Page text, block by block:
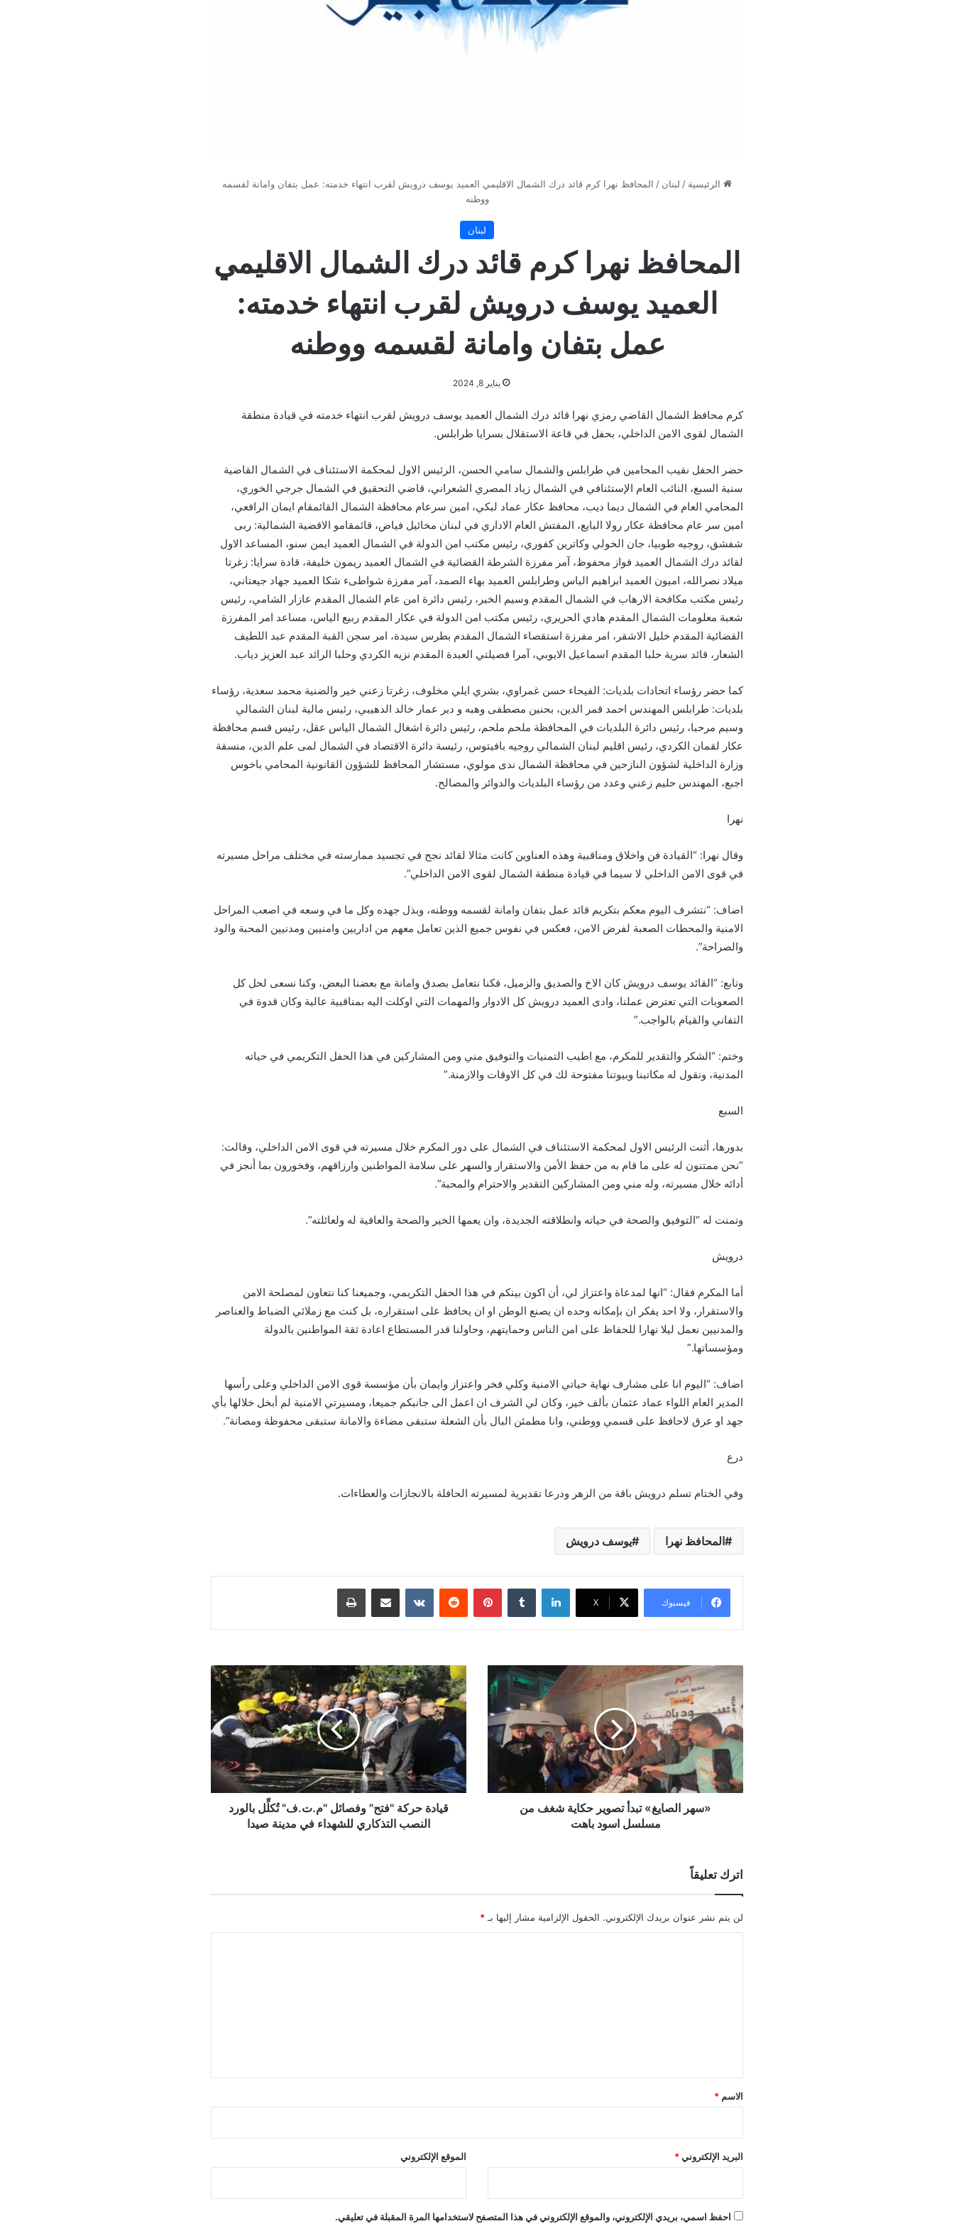
الرئيسية / لبنان / المحافظ نهرا كرم قائد درك الشمال الاقليمي العميد يوسف درويش لقرب انتهاء خدمته: عمل بتفان وامانة لقسمه
ووطنه
لبنان
المحافظ نهرا كرم قائد درك الشمال الاقليمي
العميد يوسف درويش لقرب انتهاء خدمته:
عمل بتفان وامانة لقسمه ووطنه
يناير 8, 2024
كرم محافظ الشمال القاضي رمزي نهرا قائد درك الشمال العميد يوسف درويش لقرب انتهاء خدمته في قيادة منطقة
الشمال لقوى الامن الداخلي، بحفل في قاعة الاستقلال بسرايا طرابلس.
حضر الحفل نقيب المحامين في طرابلس والشمال سامي الحسن، الرئيس الاول لمحكمة الاستئناف في الشمال القاضية
سنية السبع، النائب العام الإستئنافي في الشمال زياد المصري الشعراني، قاضي التحقيق في الشمال جرجي الخوري،
المحامي العام في الشمال ديما ديب، محافظ عكار عماد لبكي، امين سرعام محافظة الشمال القائمقام ايمان الرافعي،
امين سر عام محافظة عكار رولا البايع، المفتش العام الاداري في لبنان مخائيل فياض، قائمقامو الاقضية الشمالية: ربى
شفشق، روجيه طوبيا، جان الخولي وكاترين كفوري، رئيس مكتب امن الدولة في الشمال العميد ايمن سنو، المساعد الاول
لقائد درك الشمال العميد فواز محفوظ، آمر مفرزة الشرطة القضائية في الشمال العميد ريمون خليفة، قادة سرايا: زغرتا
ميلاد نصرالله، اميون العميد ابراهيم الياس وطرابلس العميد بهاء الصمد، آمر مفرزة شواطىء شكا العميد جهاد جيعتاني،
رئيس مكتب مكافحة الارهاب في الشمال المقدم وسيم الخير، رئيس دائرة امن عام الشمال المقدم عازار الشامي، رئيس
شعبة معلومات الشمال المقدم هادي الحريري، رئيس مكتب امن الدولة في عكار المقدم ربيع الياس، مساعد امر المفرزة
القضائية المقدم خليل الاشقر، امر مفرزة استقصاء الشمال المقدم بطرس سيدة، امر سجن القبة المقدم عبد اللطيف
الشعار، قائد سرية حلبا المقدم اسماعيل الايوبي، آمرا فصيلتي العبدة المقدم نزيه الكردي وحلبا الرائد عبد العزيز دياب.
كما حضر رؤساء اتحادات بلديات: الفيحاء حسن غمراوي، بشري ايلي مخلوف، زغرتا زعني خير والضنية محمد سعدية، رؤساء
بلديات: طرابلس المهندس احمد قمر الدين، بحنين مصطفى وهبه و دير عمار خالد الدهيبي، رئيس مالية لبنان الشمالي
وسيم مرحبا، رئيس دائرة البلديات في المحافظة ملحم ملحم، رئيس دائرة اشغال الشمال الياس عقل، رئيس قسم محافظة
عكار لقمان الكردي، رئيس اقليم لبنان الشمالي روجيه بافيتوس، رئيسة دائرة الاقتصاد في الشمال لمى علم الدين، منسقة
وزارة الداخلية لشؤون النازحين في محافظة الشمال ندى مولوي، مستشار المحافظ للشؤون القانونية المحامي باخوس
اجبع، المهندس حليم زعني وعدد من رؤساء البلديات والدوائر والمصالح.
نهرا
وقال نهرا: “القيادة فن واخلاق ومناقبية وهذه العناوين كانت مثالا لقائد نجح في تجسيد ممارسته في مختلف مراحل مسيرته
في قوى الامن الداخلي لا سيما في قيادة منطقة الشمال لقوى الامن الداخلي”.
اضاف: “نتشرف اليوم معكم بتكريم قائد عمل بتفان وامانة لقسمه ووطنه، وبذل جهده وكل ما في وسعه في اصعب المراحل
الامنية والمحطات الصعبة لفرض الامن، فعكس في نفوس جميع الذين تعامل معهم من اداريين وامنيين ومدنيين المحبة والود
والصراحة”.
وتابع: “القائد يوسف درويش كان الاخ والصديق والزميل، فكنا نتعامل بصدق وامانة مع بعضنا البعض، وكنا نسعى لحل كل
الصعوبات التي تعترض عملنا، وادى العميد درويش كل الادوار والمهمات التي اوكلت اليه بمناقبية عالية وكان قدوة في
التفاني والقيام بالواجب.”
وختم: “الشكر والتقدير للمكرم، مع اطيب التمنيات والتوفيق مني ومن المشاركين في هذا الحفل التكريمي في حياته
المدنية، ونقول له مكاتبنا وبيوتنا مفتوحة لك في كل الاوقات والازمنة.”
السبع
بدورها، أثنت الرئيس الاول لمحكمة الاستئناف في الشمال على دور المكرم خلال مسيرته في قوى الامن الداخلي، وقالت:
“نحن ممتنون له على ما قام به من حفظ الأمن والاستقرار والسهر على سلامة المواطنين وارزاقهم، وفخورون بما أنجز في
أدائه خلال مسيرته، وله مني ومن المشاركين التقدير والاحترام والمحبة”.
وتمنت له “التوفيق والصحة في حياته وانطلاقته الجديدة، وان يعمها الخير والصحة والعافية له ولعائلته”.
درويش
أما المكرم فقال: “انها لمدعاة واعتزاز لي، أن اكون بينكم في هذا الحفل التكريمي، وجميعنا كنا نتعاون لمصلحة الامن
والاستقرار، ولا احد يفكر ان بإمكانه وحده ان يصنع الوطن او ان يحافظ على استقراره، بل كنت مع زملائي الضباط والعناصر
والمدنيين نعمل ليلا نهارا للحفاظ على امن الناس وحمايتهم، وحاولنا قدر المستطاع اعادة ثقة المواطنين بالدولة
ومؤسساتها.”
اضاف: “اليوم انا على مشارف نهاية حياتي الامنية وكلي فخر واعتزاز وايمان بأن مؤسسة قوى الامن الداخلي وعلى رأسها
المدير العام اللواء عماد عثمان بألف خير، وكان لي الشرف ان اعمل الى جانبكم جميعا، ومسيرتي الامنية لم أبخل خلالها بأي
جهد او عرق لاحافظ على قسمي ووطني، وانا مطمئن البال بأن الشعلة ستبقى مضاءة والامانة ستبقى محفوظة ومصانة”.
درع
وفي الختام تسلم درويش باقة من الزهر ودرعا تقديرية لمسيرته الحافلة بالانجازات والعطاءات.
المحافظ نهرا يوسف درويش
فيسبوك X
لينكدإن بينتيريست مشاركة عبر البريد طباعة
«سهر الصايغ» تبدأ تصوير حكاية شغف من
مسلسل اسود باهت
قيادة حركة "فتح" وفصائل "م.ت.ف" تُكلِّل بالورد
النصب التذكاري للشهداء في مدينة صيدا
اترك تعليقاً
لن يتم نشر عنوان بريدك الإلكتروني. الحقول الإلزامية مشار إليها بـ *
*
الاسم *
البريد الإلكتروني * الموقع الإلكتروني
احفظ اسمي، بريدي الإلكتروني، والموقع الإلكتروني في هذا المتصفح لاستخدامها المرة المقبلة في تعليقي.